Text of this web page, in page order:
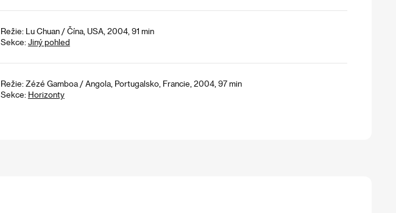
Režie: Lu Chuan / Čína, USA, 2004, 91 min
Sekce: Jiný pohled
Režie: Zézé Gamboa / Angola, Portugalsko, Francie, 2004, 97 min
Sekce: Horizonty